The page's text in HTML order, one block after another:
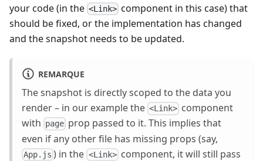
your code (in the <Link> component in this case) that
should be fixed, or the implementation has changed
and the snapshot needs to be updated.
REMARQUE
The snapshot is directly scoped to the data you
render – in our example the <Link> component
with page prop passed to it. This implies that
even if any other file has missing props (say,
App.js ) in the <Link>component, it will still pass